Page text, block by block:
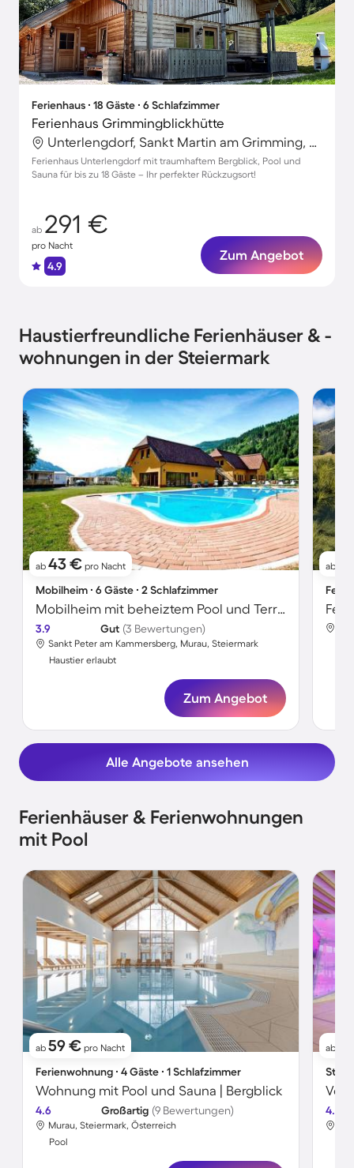
Ferienhaus ∙ 18 Gäste ∙ 6 Schlafzimmer
Ferienhaus Grimmingblickhütte
Unterlengdorf, Sankt Martin am Grimming, Steiermark
Ferienhaus Unterlengdorf mit traumhaftem Bergblick, Pool und
Sauna für bis zu 18 Gäste – Ihr perfekter Rückzugsort!
ab 291 €
pro Nacht
4.9
Zum Angebot
Haustierfreundliche Ferienhäuser & -
wohnungen in der Steiermark
ab 43 € pro Nacht
Mobilheim ∙ 6 Gäste ∙ 2 Schlafzimmer
Mobilheim mit beheiztem Pool und Terrasse
3.9 Gut (3 Bewertungen)
Sankt Peter am Kammersberg, Murau, Steiermark
Haustier erlaubt
Zum Angebot
ab
Alle Angebote ansehen
Ferienhäuser & Ferienwohnungen
mit Pool
ab 59 € pro Nacht
Ferienwohnung ∙ 4 Gäste ∙ 1 Schlafzimmer
Wohnung mit Pool und Sauna | Bergblick
4.6 Großartig (9 Bewertungen)
Murau, Steiermark, Österreich
Pool
ab
4.4